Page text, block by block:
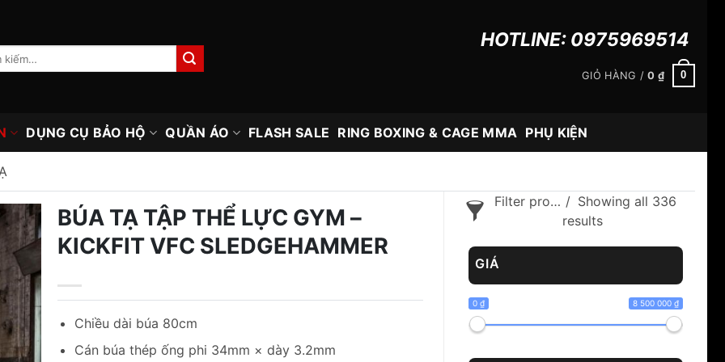
HOTLINE: 0975969514
GIỎ HÀNG /0 ₫ 0
DỤNG CỤ BẢO HỘ QUẦN ÁO FLASH SALE RING BOXING & CAGE MMA PHỤ KIỆN
Filter products
Showing all 336
results
GIÁ
0 ₫ 8 500 000 ₫
BÚA TẠ TẬP THỂ LỰC GYM –
KICKFIT VFC SLEDGEHAMMER
Chiều dài búa 80cm
Cán búa thép ống phi 34mm × dày 3.2mm